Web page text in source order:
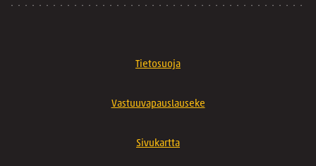
Tietosuoja
Vastuuvapauslauseke
Sivukartta